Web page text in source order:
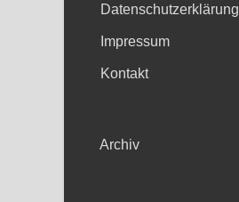
Datenschutzerklärung
Impressum
Kontakt
Archiv